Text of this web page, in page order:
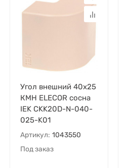
Угол внешний 40х25
КМН ELECOR сосна
IEK CKK20D-N-040-
025-K01
Артикул: 1043550
Под заказ